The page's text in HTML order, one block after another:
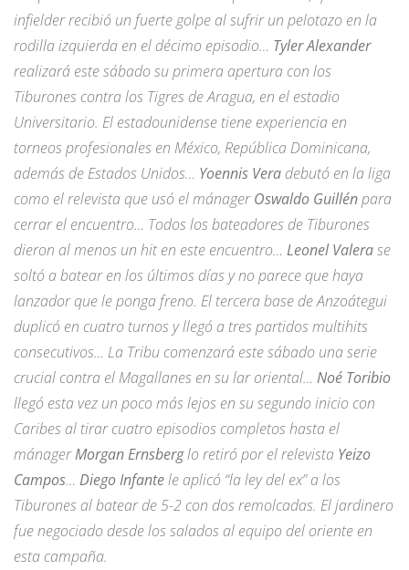
infielder recibió un fuerte golpe al sufrir un pelotazo en la
rodilla izquierda en el décimo episodio… Tyler Alexander
realizará este sábado su primera apertura con los
Tiburones contra los Tigres de Aragua, en el estadio
Universitario. El estadounidense tiene experiencia en
torneos profesionales en México, República Dominicana,
además de Estados Unidos… Yoennis Vera debutó en la liga
como el relevista que usó el mánagerOswaldo Guillénpara
cerrar el encuentro… Todos los bateadores de Tiburones
dieron al menos un hit en este encuentro… Leonel Valerase
soltó a batear en los últimos días y no parece que haya
lanzador que le ponga freno. El tercera base de Anzoátegui
duplicó en cuatro turnos y llegó a tres partidos multihits
consecutivos… La Tribu comenzará este sábado una serie
crucial contra el Magallanes en su lar oriental… Noé Toribio
llegó esta vez un poco más lejos en su segundo inicio con
Caribes al tirar cuatro episodios completos hasta el
mánagerMorgan Ernsberglo retiró por el relevista Yeizo
Campos… Diego Infantele aplicó “la ley del ex” a los
Tiburones al batear de 5-2 con dos remolcadas. El jardinero
fue negociado desde los salados al equipo del oriente en
esta campaña.